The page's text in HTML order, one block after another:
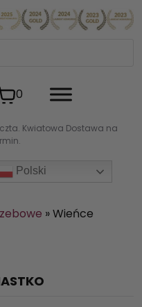
Kwiatowa Dostawa na
Polski
internetowa
0
»Wieńce